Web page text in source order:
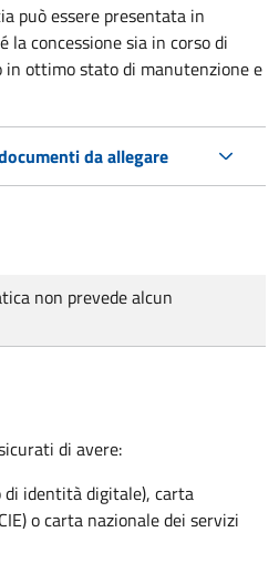
può essere presentata in
concessione sia in corso di
ottimo stato di manutenzione e
da allegare
non prevede alcun
di avere:
di identità digitale), carta
o carta nazionale dei servizi